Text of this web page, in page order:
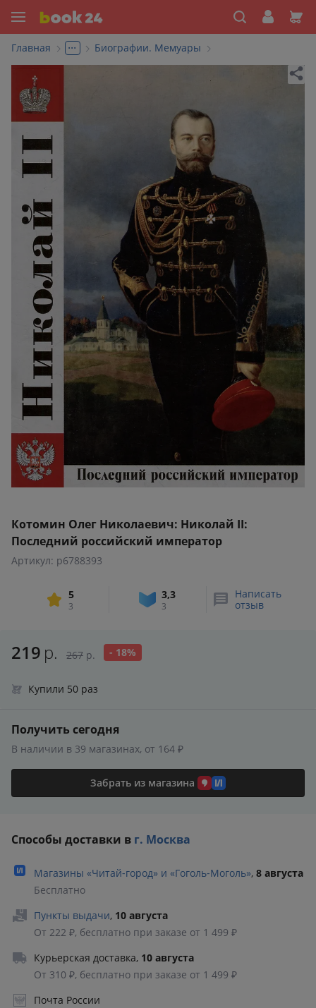
Главная ... Биографии. Мемуары
Котомин Олег Николаевич: Николай II:
Последний российский император
Артикул: p6788393
5
3
3,3
3
Написать
отзыв
219 р. 267 р. - 18%
Купили 50 раз
Получить сегодня
В наличии в 39 магазинах, от 164 ₽
Забрать из магазина
Способы доставки в г. Москва
Магазины «Читай‑город» и «Гоголь‑Моголь», 8 августа
Бесплатно
Пункты выдачи, 10 августа
От 222 ₽, бесплатно при заказе от 1 499 ₽
Курьерская доставка, 10 августа
От 310 ₽, бесплатно при заказе от 1 499 ₽
Почта России